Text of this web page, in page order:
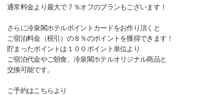
通常料金より最大で７％オフのプランもございます！
さらに冷泉閣ホテルポイントカードをお作り頂くと
ご宿泊料金（税引）の８％のポイントを獲得できます！
貯まったポイントは１００ポイント単位より
ご宿泊代金やご朝食、冷泉閣ホテルオリジナル商品と
交換可能です。
ご予約はこちらより